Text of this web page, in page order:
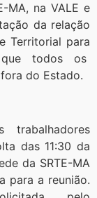
MA, na VALE e
da relação
Territorial para
todos os
do Estado.
das 11:30 da
da SRTE-MA
para a reunião.